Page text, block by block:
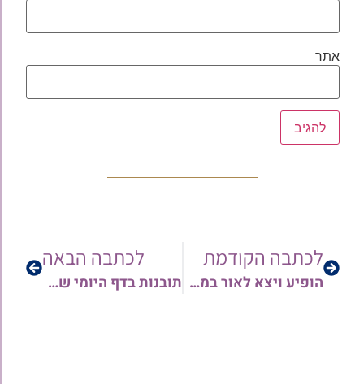
אתר
לכתבה הקודמת
הופיע ויצא לאור במהדורא מחודשת ומפוארת סדרת הספרים הנפלאה 'אמרי שפר' • סיקור
לכתבה הבאה
תובנות בדף היומי שבת דף ק"כ – קכ"א | כולל סיכום הלכה למעשה – מפי הרב משה יפת • האזנה עריבה